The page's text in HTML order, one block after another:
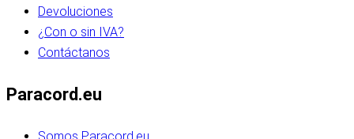
Devoluciones
¿Con o sin IVA?
Contáctanos
Paracord.eu